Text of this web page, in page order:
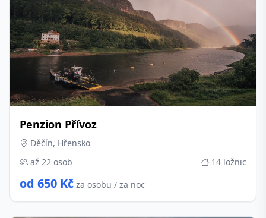
Penzion Přívoz
Děčín, Hřensko
až 22 osob
14 ložnic
od 650 Kč za osobu / za noc